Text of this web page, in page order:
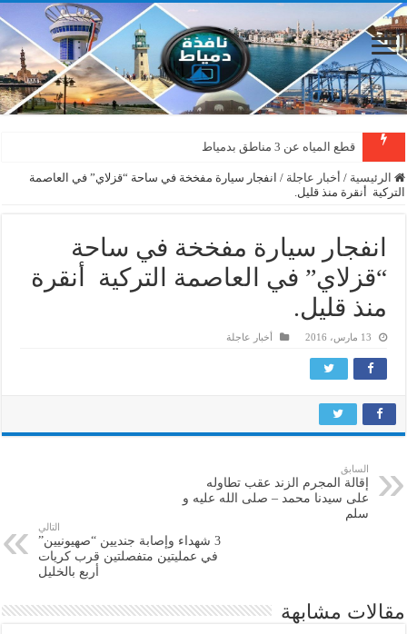
قطع المياه عن 3 مناطق بدمياط
الرئيسية / أخبار عاجلة / انفجار سيارة مفخخة في ساحة “قزلاي” في العاصمة
التركية ‫ ‏أنقرة‬ منذ قليل.
انفجار سيارة مفخخة في ساحة
“قزلاي” في العاصمة التركية ‫ ‏أنقرة‬
منذ قليل.
13 مارس، 2016 أخبار عاجلة
السابق
إقالة المجرم الزند عقب تطاوله
على سيدنا محمد – صلى الله عليه و
سلم
التالي
3 شهداء وإصابة جنديين “صهيونيين”
في عمليتين متفصلتين قرب كريات
أربع بالخليل
مقالات مشابهة